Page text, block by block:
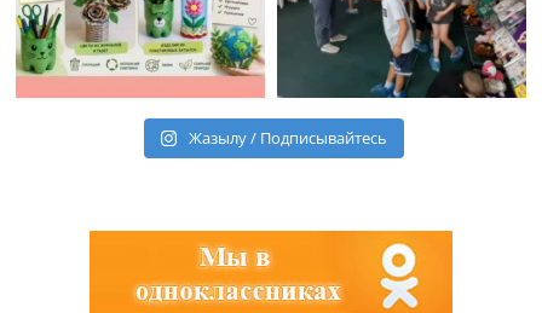
Жазылу / Подписывайтесь